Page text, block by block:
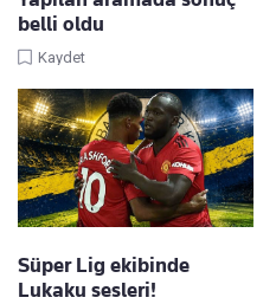
belli oldu
Kaydet
Süper Lig ekibinde
Lukaku sesleri!